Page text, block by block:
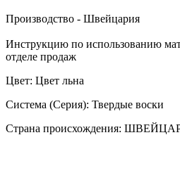
Производство - Швейцария
Инструкцию по использованию
отделе продаж
Цвет: Цвет льна
Система (Серия): Твердые воски
Страна происхождения: